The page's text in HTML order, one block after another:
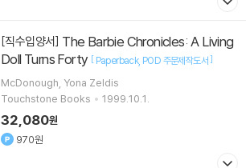
[직수입양서]
Doll Turns Forty [ Paperback POD 주문제작도서]
McDonough, Yona Zeldis
Touchstone Books
1999.10.1.
32,080원
970원